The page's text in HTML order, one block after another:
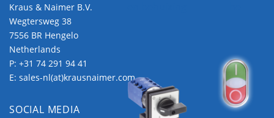
Kraus & Naimer B.V.
Wegtersweg 38
7556 BR Hengelo
Netherlands
P: +31 74 291 94 41
E: sales-nl(at)krausnaimer.com
SOCIAL MEDIA